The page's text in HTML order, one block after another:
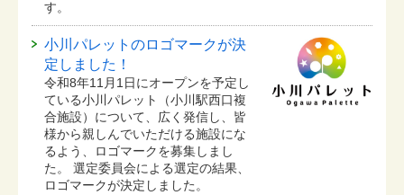
す。
小川パレットのロゴマークが決
定しました！
令和8年11月1日にオープンを予定し
ている⼩川パレット（小川駅西口複
合施設）について、広く発信し、皆
様から親しんでいただける施設にな
るよう、ロゴマークを募集しまし
た。 選定委員会による選定の結果、
ロゴマークが決定しました。